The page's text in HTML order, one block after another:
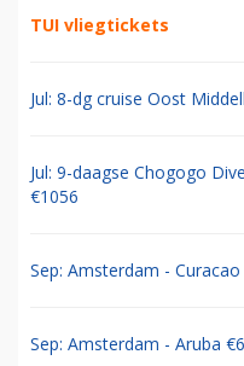
TUI vliegtickets
Jul: 8-dg cruise Oost
Jul: 9-daagse Chogogo
€1056
Sep: Amsterdam - Curacao
Sep: Amsterdam - Aruba